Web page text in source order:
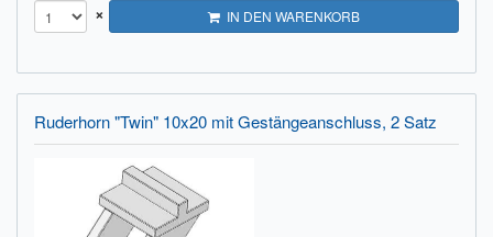
× IN DEN WARENKORB
Ruderhorn "Twin" 10x20 mit Gestängeanschluss, 2 Satz